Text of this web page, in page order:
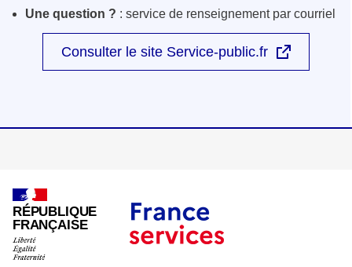
Une question ? : service de renseignement par courriel
Consulter le site Service-public.fr
RÉPUBLIQUE
FRANÇAISE